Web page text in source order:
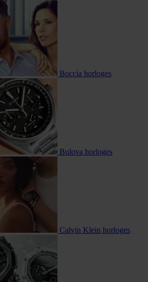
Boccia horloges
Bulova horloges
Calvin Klein horloges